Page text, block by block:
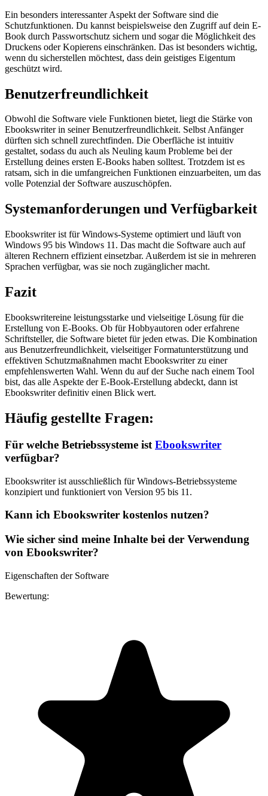
Ein besonders interessanter Aspekt der Software sind die
Schutzfunktionen. Du kannst beispielsweise den Zugriff auf dein E-
Book durch Passwortschutz sichern und sogar die Möglichkeit des
Druckens oder Kopierens einschränken. Das ist besonders wichtig,
wenn du sicherstellen möchtest, dass dein geistiges Eigentum
geschützt wird.
Benutzerfreundlichkeit
Obwohl die Software viele Funktionen bietet, liegt die Stärke von
Ebookswriter in seiner Benutzerfreundlichkeit. Selbst Anfänger
dürften sich schnell zurechtfinden. Die Oberfläche ist intuitiv
gestaltet, sodass du auch als Neuling kaum Probleme bei der
Erstellung deines ersten E-Books haben solltest. Trotzdem ist es
ratsam, sich in die umfangreichen Funktionen einzuarbeiten, um das
volle Potenzial der Software auszuschöpfen.
Systemanforderungen und Verfügbarkeit
Ebookswriter ist für Windows-Systeme optimiert und läuft von
Windows 95 bis Windows 11. Das macht die Software auch auf
älteren Rechnern effizient einsetzbar. Außerdem ist sie in mehreren
Sprachen verfügbar, was sie noch zugänglicher macht.
Fazit
Ebookswritereine leistungsstarke und vielseitige Lösung für die
Erstellung von E-Books. Ob für Hobbyautoren oder erfahrene
Schriftsteller, die Software bietet für jeden etwas. Die Kombination
aus Benutzerfreundlichkeit, vielseitiger Formatunterstützung und
effektiven Schutzmaßnahmen macht Ebookswriter zu einer
empfehlenswerten Wahl. Wenn du auf der Suche nach einem Tool
bist, das alle Aspekte der E-Book-Erstellung abdeckt, dann ist
Ebookswriter definitiv einen Blick wert.
Häufig gestellte Fragen:
Für welche Betriebssysteme ist Ebookswriter
verfügbar?
Ebookswriter ist ausschließlich für Windows-Betriebssysteme
konzipiert und funktioniert von Version 95 bis 11.
Kann ich Ebookswriter kostenlos nutzen?
Wie sicher sind meine Inhalte bei der Verwendung
von Ebookswriter?
Eigenschaften der Software
Bewertung: